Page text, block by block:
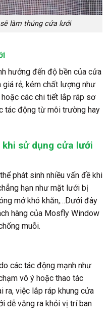
làm thủng cửa lưới
hưởng đến độ bền của cửa
giá rẻ, kém chất lượng như
các chi tiết lắp ráp sơ
tác động từ môi trường hay
sử dụng cửa lưới
phát sinh nhiều vấn đề khi
hạn như mặt lưới bị
mở khó khăn,…Dưới đây
hàng của Mosfly Window
muỗi.
các tác động mạnh như
vô ý hoặc thao tác
ra, việc lắp ráp khung cửa
dễ văng ra khỏi vị trí ban